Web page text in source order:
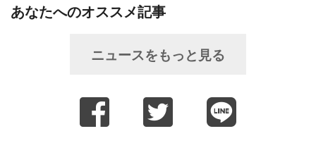
あなたへのオススメ記事
ニュースをもっと見る